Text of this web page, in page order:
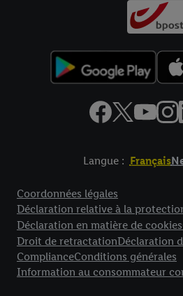
Langue : Français
Coordonnées légales
Déclaration relative à la
Déclaration en matière de cookies
Droit de retractationDéclaration
ComplianceConditions générales
Information au consommateur